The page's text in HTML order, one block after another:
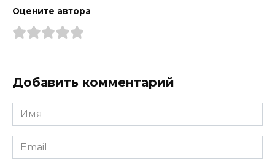
Оцените автора
Добавить комментарий
Имя
*
Email
*